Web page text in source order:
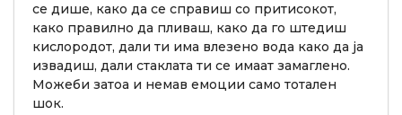
се дише, како да се справиш со притисокот,
како правилно да пливаш, како да го штедиш
кислородот, дали ти има влезено вода како да ја
извадиш, дали стаклата ти се имаат замаглено.
Можеби затоа и немав емоции само тотален
шок.